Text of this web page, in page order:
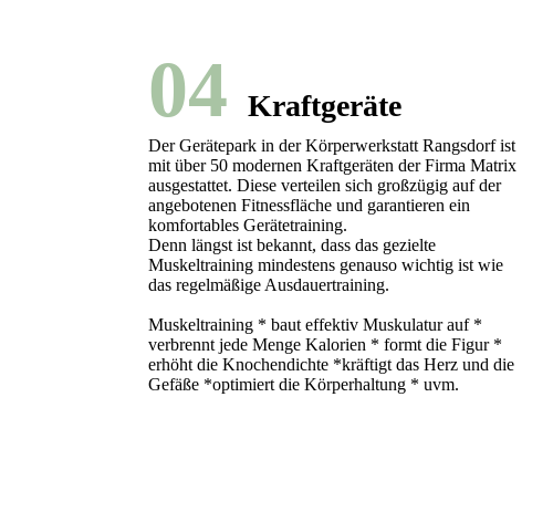
04Kraftgeräte
Der Gerätepark in der Körperwerkstatt Rangsdorf ist
mit über 50 modernen Kraftgeräten der Firma Matrix
ausgestattet. Diese verteilen sich großzügig auf der
angebotenen Fitnessfläche und garantieren ein
komfortables Gerätetraining.
Denn längst ist bekannt, dass das gezielte
Muskeltraining mindestens genauso wichtig ist wie
das regelmäßige Ausdauertraining.
Muskeltraining * baut effektiv Muskulatur auf *
verbrennt jede Menge Kalorien * formt die Figur *
erhöht die Knochendichte *kräftigt das Herz und die
Gefäße *optimiert die Körperhaltung * uvm.